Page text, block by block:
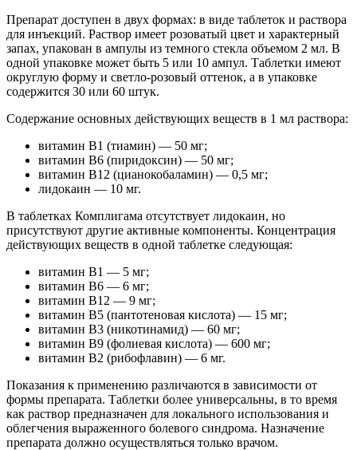
Препарат доступен в двух формах: в виде таблеток и раствора
для инъекций. Раствор имеет розоватый цвет и характерный
запах, упакован в ампулы из темного стекла объемом 2 мл. В
одной упаковке может быть 5 или 10 ампул. Таблетки имеют
округлую форму и светло-розовый оттенок, а в упаковке
содержится 30 или 60 штук.
Содержание основных действующих веществ в 1 мл раствора:
витамин В1 (тиамин) — 50 мг;
витамин В6 (пиридоксин) — 50 мг;
витамин В12 (цианокобаламин) — 0,5 мг;
лидокаин — 10 мг.
В таблетках Комплигама отсутствует лидокаин, но
присутствуют другие активные компоненты. Концентрация
действующих веществ в одной таблетке следующая:
витамин В1 — 5 мг;
витамин В6 — 6 мг;
витамин В12 — 9 мг;
витамин В5 (пантотеновая кислота) — 15 мг;
витамин В3 (никотинамид) — 60 мг;
витамин В9 (фолиевая кислота) — 600 мг;
витамин В2 (рибофлавин) — 6 мг.
Показания к применению различаются в зависимости от
формы препарата. Таблетки более универсальны, в то время
как раствор предназначен для локального использования и
облегчения выраженного болевого синдрома. Назначение
препарата должно осуществляться только врачом.